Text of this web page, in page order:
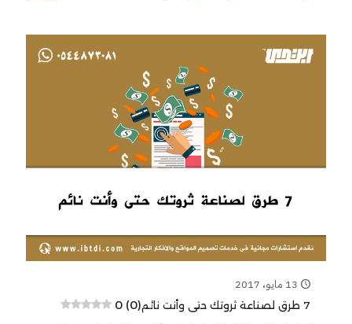
13 مايو، 2017
7 طرق لصناعة ثروتك حتى وأنت نائم 0 (0)